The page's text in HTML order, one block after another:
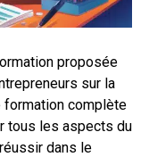
proposée
sur la
formation complète
tous les aspects du
dans le